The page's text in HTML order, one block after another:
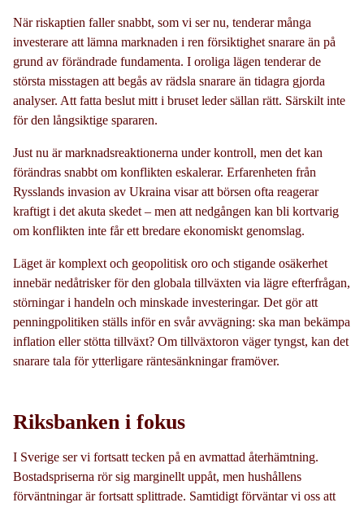
När riskaptien faller snabbt, som vi ser nu, tenderar många
investerare att lämna marknaden i ren försiktighet snarare än på
grund av förändrade fundamenta. I oroliga lägen tenderar de
största misstagen att begås av rädsla snarare än tidagra gjorda
analyser. Att fatta beslut mitt i bruset leder sällan rätt. Särskilt inte
för den långsiktige spararen.
Just nu är marknadsreaktionerna under kontroll, men det kan
förändras snabbt om konflikten eskalerar. Erfarenheten från
Rysslands invasion av Ukraina visar att börsen ofta reagerar
kraftigt i det akuta skedet – men att nedgången kan bli kortvarig
om konflikten inte får ett bredare ekonomiskt genomslag.
Läget är komplext och geopolitisk oro och stigande osäkerhet
innebär nedåtrisker för den globala tillväxten via lägre efterfrågan,
störningar i handeln och minskade investeringar. Det gör att
penningpolitiken ställs inför en svår avvägning: ska man bekämpa
inflation eller stötta tillväxt? Om tillväxtoron väger tyngst, kan det
snarare tala för ytterligare räntesänkningar framöver.
Riksbanken i fokus
I Sverige ser vi fortsatt tecken på en avmattad återhämtning.
Bostadspriserna rör sig marginellt uppåt, men hushållens
förväntningar är fortsatt splittrade. Samtidigt förväntar vi oss att